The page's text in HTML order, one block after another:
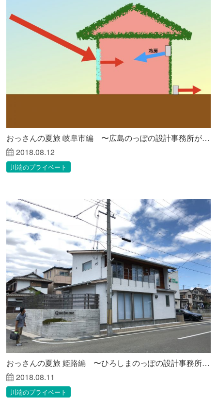
おっさんの夏旅 岐阜市編 〜広島のっぽの設計事務所が見る未来〜
2018.08.12
川端のプライベート
おっさんの夏旅 姫路編 〜ひろしまのっぽの設計事務所が見る未来〜
2018.08.11
川端のプライベート